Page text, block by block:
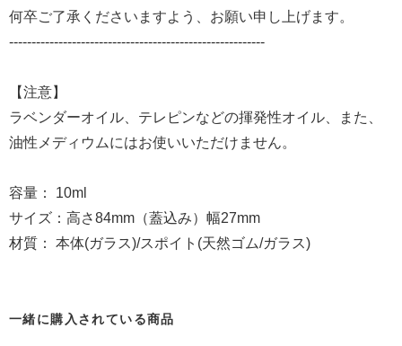
何卒ご了承くださいますよう、お願い申し上げます。
---------------------------------------------------------
【注意】
ラベンダーオイル、テレピンなどの揮発性オイル、また、
油性メディウムにはお使いいただけません。
容量： 10ml
サイズ：高さ84mm（蓋込み）幅27mm
材質： 本体(ガラス)/スポイト(天然ゴム/ガラス)
一緒に購入されている商品